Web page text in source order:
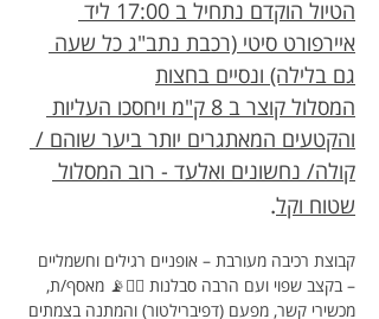
הטיול הוקדם נתחיל ב 17:00 ליד
איירפורט סיטי (רכבת נתב"ג כל שעה
גם בלילה) ונסיים בחצות
המסלול קוצר ב 8 ק"מ ויחסכו העליות
והקטעים המאתגרים יותר ביער שוהם /
קולה/ נחשונים ואלעד - רוב המסלול
שטוח וקל.
קבוצת רכיבה מעורבת – אופניים רגילים וחשמליים
– בקצב שפוי ועם הרבה סבלנות 🚵‍♀️📡 מאסף/ת,
מכשירי קשר, מפעם (דפיברילטור) והמתנה בצמתים